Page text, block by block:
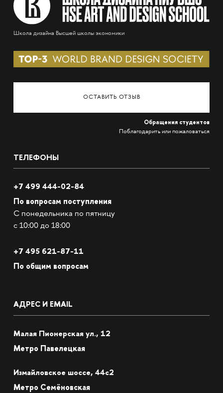
Школа дизайна Высшей школы экономики
ОСТАВИТЬ ОТЗЫВ
Обращения студентов
Поблагодарить или пожаловаться
ТЕЛЕФОНЫ
+7 499 444-02-84
По вопросам поступления
С понедельника по пятницу
с 10:00 до 18:00
+7 495 621-87-11
По общим вопросам
АДРЕС И EMAIL
Малая Пионерская ул., 12
Метро Павелецкая
Измайловское шоссе, 44с2
Метро Семёновская